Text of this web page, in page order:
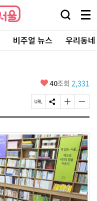
검
창
열
기
메
뉴
전
체
보
비주얼 뉴스 우리동
좋
요
40조회 2,331
페
이
U
R
L
복
사
S
N
공
유
하
기
글
자
기
크
게
변
경
하
기
글
자
기
작
게
변
경
하
기